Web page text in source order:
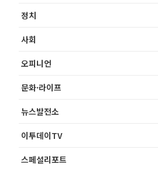
정치
사회
오피니언
문화·라이프
뉴스발전소
이투데이TV
스페셜리포트